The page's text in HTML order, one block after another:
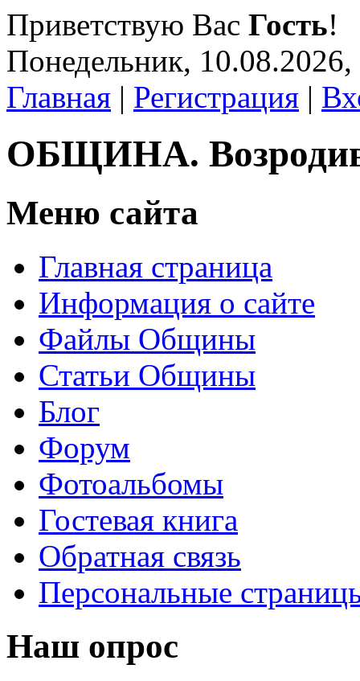
Приветствую Вас Гость!
Понедельник,
Главная | Регистрация |
ОБЩИНА.
Меню сайта
Главная страница
Информация о сайте
Файлы Общины
Статьи Общины
Блог
Форум
Фотоальбомы
Гостевая книга
Обратная связь
Персональные
Наш опрос